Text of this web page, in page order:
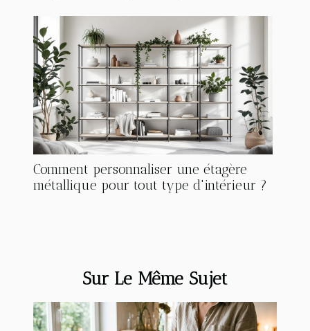
Comment personnaliser une étagère
métallique pour tout type d'intérieur ?
Sur Le Même Sujet